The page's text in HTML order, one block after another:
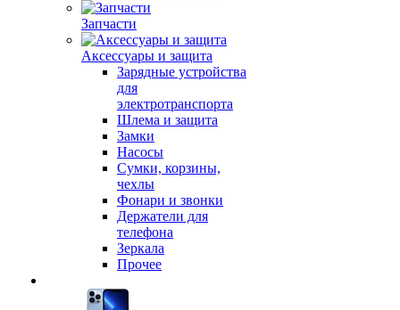
Запчасти
Аксессуары и защита
Зарядные устройства
для
электротранспорта
Шлема и защита
Замки
Насосы
Сумки, корзины,
чехлы
Фонари и звонки
Держатели для
телефона
Зеркала
Прочее